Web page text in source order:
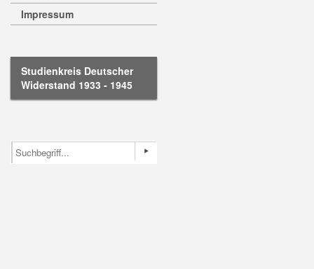
Impressum
Studienkreis Deutscher
Widerstand 1933 - 1945